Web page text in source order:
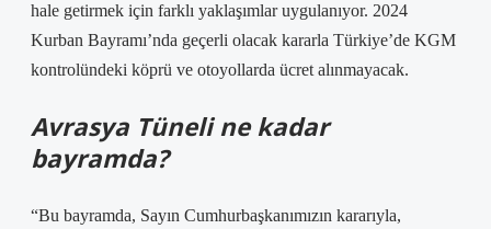
hale getirmek için farklı yaklaşımlar uygulanıyor. 2024
Kurban Bayramı’nda geçerli olacak kararla Türkiye’de KGM
kontrolündeki köprü ve otoyollarda ücret alınmayacak.
Avrasya Tüneli ne kadar
bayramda?
“Bu bayramda, Sayın Cumhurbaşkanımızın kararıyla,